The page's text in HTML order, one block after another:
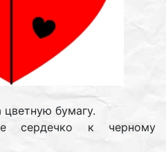
бумагу.
сердечко к черному